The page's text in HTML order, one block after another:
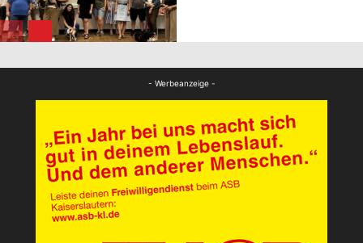
- Werbeanzeige -